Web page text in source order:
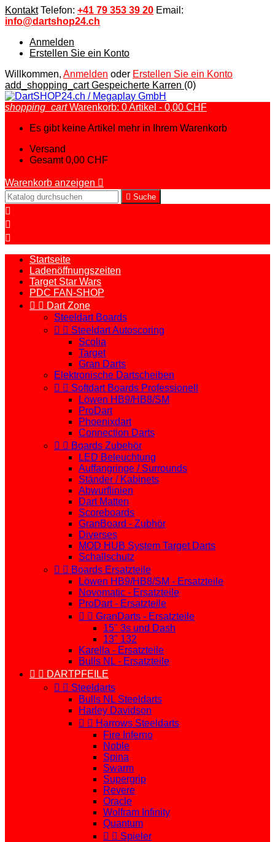
Kontakt Telefon: +41 79 353 39 20 Email:
info@dartshop24.ch
Anmelden
Erstellen Sie ein Konto
Willkommen, Anmelden oder Erstellen Sie ein Konto
add_shopping_cartGespeicherte Karren (0)
shopping_cart Warenkorb: 0Artikel - 0,00 CHF
Es gibt keine Artikel mehr in Ihrem Warenkorb
Versand
Gesamt 0,00 CHF
Warenkorb anzeigen 
 Suche



Startseite
Ladenöffnungszeiten
Target Star Wars
PDC FAN-SHOP
  Dart Zone
Steeldart Boards
  Steeldart Autoscoring
Scolia
Target
Gran Darts
Elektronische Dartscheiben
  Softdart Boards Professionell
Löwen HB9/HB8/SM
ProDart
Phoenixdart
Connection Darts
  Boards Zubehör
LED Beleuchtung
Auffangringe / Surrounds
Ständer / Kabinets
Abwurflinien
Dart Matten
Scoreboards
GranBoard - Zubhör
Diverses
MOD HUB System Target Darts
Schallschutz
  Boards Ersatzteile
Löwen HB9/HB8/SM - Ersatzteile
Novomatic - Ersatzteile
ProDart - Ersatzteile
  GranDarts - Ersatzteile
15" 3s und Dash
13" 132
Karella - Ersatzteile
Bulls NL - Ersatzteile
  DARTPFEILE
  Steeldarts
Bulls NL Steeldarts
Harley Davidson
  Harrows Steeldarts
Fire Inferno
Noble
Spina
Swarm
Supergrip
Revere
Oracle
Wolfram Infinity
Quantum
  Spieler